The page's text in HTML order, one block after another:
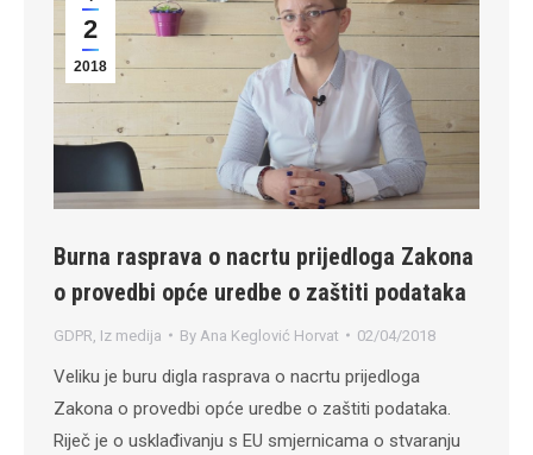
2
2018
Burna rasprava o nacrtu prijedloga Zakona
o provedbi opće uredbe o zaštiti podataka
GDPR Iz medija By Ana Keglović Horvat 02/04/2018
Veliku je buru digla rasprava o nacrtu prijedloga
Zakona o provedbi opće uredbe o zaštiti podataka.
Riječ je o usklađivanju s EU smjernicama o stvaranju